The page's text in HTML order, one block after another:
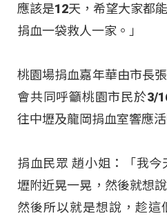
應該是12天，希望大家都
捐血一袋救人一家。」​
桃園場捐血嘉年華由市長
會共同呼籲桃園市民於3/
往中壢及龍岡捐血室響應活
捐血民眾 趙小姐：「我
壢附近晃一晃，然後就想
然後所以就是想說，趁這